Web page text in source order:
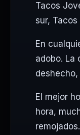
Tacos
sur, Tacos
En
adobo. La
El mejor
hora,
remojados.